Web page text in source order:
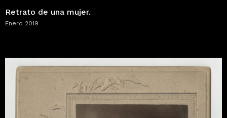
Retrato de una mujer.
Enero 2019